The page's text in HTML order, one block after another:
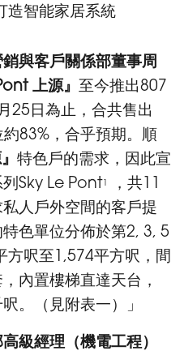
造智能家居系統
與客戶關係部董事周
上源』 至今推出807
25日為止，合共售出
約83%，合乎預期。順
特色戶的需求，因此宣
Sky Le Pont1
，共11
人戶外空間的客戶提
色單位分佈於第2, 3, 5
方呎至1,574平方呎，間
內置樓梯直達天台，
。（見附表一）」
級經理（機電工程）